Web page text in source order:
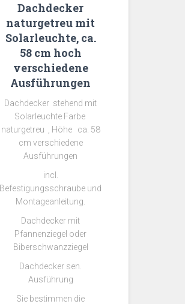
Dachdecker
naturgetreu mit
Solarleuchte, ca.
58 cm hoch
verschiedene
Ausführungen
Dachdecker stehend mit
Solarleuchte Farbe
naturgetreu , Höhe ca. 58
cm verschiedene
Ausführungen
incl.
Befestigungsschraube und
Montageanleitung.
Dachdecker mit
Pfannenziegel oder
Biberschwanzziegel
Dachdecker sen.
Ausführung
Sie bestimmen die